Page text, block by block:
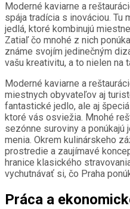
Moderné kaviarne a
spája tradícia s inováciou. Tu
jedlá, ktoré kombinujú
Zatiaľ čo mnohé z nich
známe svojím jedinečným
vašu kreativitu, a to nielen na
Moderné kaviarne a
miestnych obyvateľov aj
fantastické jedlo, ale aj
ktoré vás osviežia. Mnohé
sezónne suroviny a
menia. Okrem kulinárskeho
prostredie a zaujímavé
hranice klasického
vychutnávať si, čo Praha
Práca a